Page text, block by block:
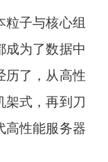
粒子与核心组
成为了数据中
历了，从高性
架式，再到刀
高性能服务器